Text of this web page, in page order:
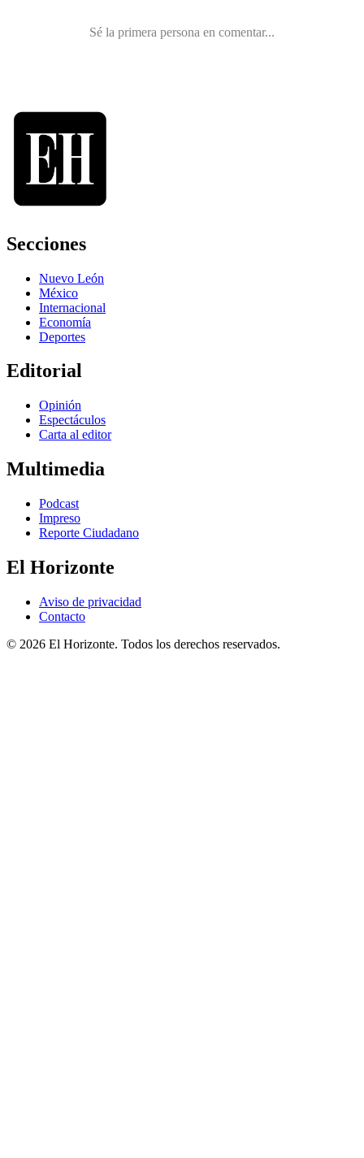
Secciones
Nuevo León
México
Internacional
Economía
Deportes
Editorial
Opinión
Espectáculos
Carta al editor
Multimedia
Podcast
Impreso
Reporte Ciudadano
El Horizonte
Aviso de privacidad
Contacto
© 2026 El Horizonte. Todos los derechos reservados.